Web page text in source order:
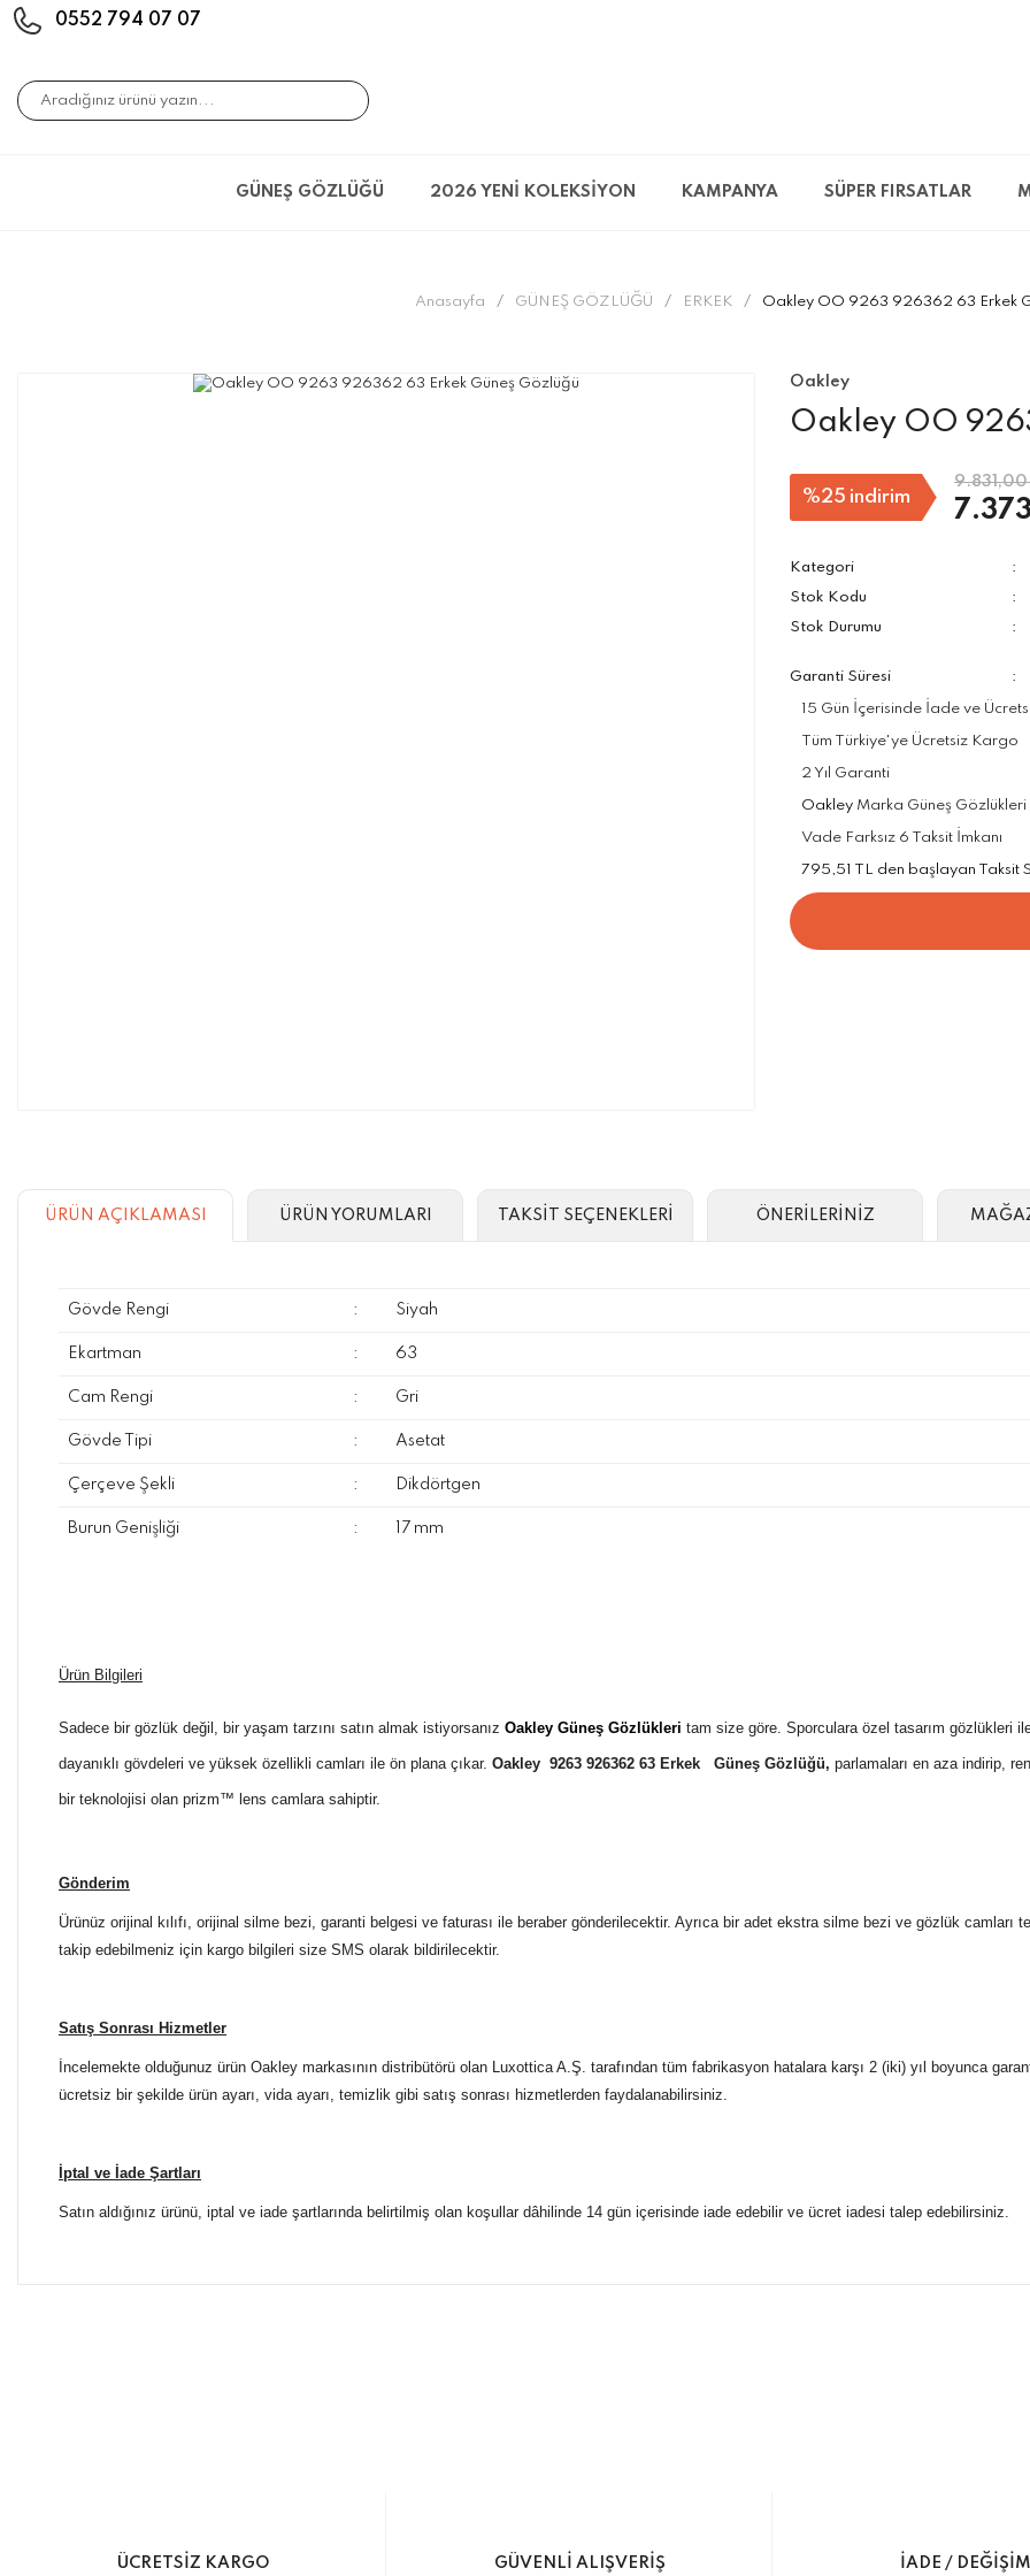
0552 794 07 07
GÜNEŞ GÖZLÜĞÜ 2026 YENİ KOLEKSİYON KAMPANYA SÜPER FIRSATLAR
Anasayfa GÜNEŞ GÖZLÜĞÜ ERKEK Oakley OO 9263 926362 63 Erkek
Oakley
Oakley OO
%25 indirim
9.831,00
Kategori
Stok Kodu
Stok Durumu
Garanti Süresi
15 Gün İçerisinde İade ve
Tüm Türkiye'ye Ücretsiz Kargo
2 Yıl Garanti
Oakley Marka Güneş Gözlükleri
Vade Farksız 6 Taksit İmkanı
795,51 TL den başlayan Taksit
ÜRÜN AÇIKLAMASI ÜRÜN YORUMLARI TAKSİT SEÇENEKLERİ ÖNERİLERİNİZ
Gövde Rengi : Siyah
Ekartman : 63
Cam Rengi : Gri
Gövde Tipi : Asetat
Çerçeve Şekli : Dikdörtgen
Burun Genişliği : 17 mm
Ürün Bilgileri
Sadece bir gözlük değil, bir yaşam tarzını satın almak istiyorsanız Oakley Güneş Gözlükleri tam size göre. Sporculara özel tasarım gözlükleri
dayanıklı gövdeleri ve yüksek özellikli camları ile ön plana çıkar. Oakley 9263 926362 63 Erkek Güneş Gözlüğü, parlamaları en aza indirip,
bir teknolojisi olan prizm™ lens camlara sahiptir.
Gönderim
Ürünüz orijinal kılıfı, orijinal silme bezi, garanti belgesi ve faturası ile beraber gönderilecektir. Ayrıca bir adet ekstra silme bezi ve gözlük
takip edebilmeniz için kargo bilgileri size SMS olarak bildirilecektir.
Satış Sonrası Hizmetler
İncelemekte olduğunuz ürün Oakley markasının distribütörü olan Luxottica A.Ş. tarafından tüm fabrikasyon hatalara karşı 2 (iki) yıl boyunca
ücretsiz bir şekilde ürün ayarı, vida ayarı, temizlik gibi satış sonrası hizmetlerden faydalanabilirsiniz.
İptal ve İade Şartları
Satın aldığınız ürünü, iptal ve iade şartlarında belirtilmiş olan koşullar dâhilinde 14 gün içerisinde iade edebilir ve ücret iadesi talep edebilirsiniz.
info@yilmazoptik.com.tr
ÜCRETSİZ KARGO GÜVENLİ ALIŞVERİŞ İADE / DEĞİŞİM